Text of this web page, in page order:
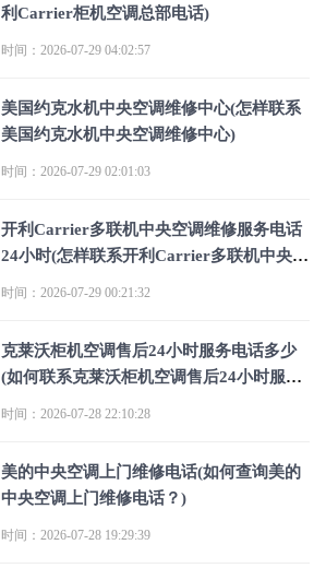
利Carrier柜机空调总部电话)
时间：2026-07-29 04:02:57
美国约克水机中央空调维修中心(怎样联系
美国约克水机中央空调维修中心)
时间：2026-07-29 02:01:03
开利Carrier多联机中央空调维修服务电话
24小时(怎样联系开利Carrier多联机中央空
时间：2026-07-29 00:21:32
克莱沃柜机空调售后24小时服务电话多少
(如何联系克莱沃柜机空调售后24小时服务
时间：2026-07-28 22:10:28
美的中央空调上门维修电话(如何查询美的
中央空调上门维修电话？)
时间：2026-07-28 19:29:39